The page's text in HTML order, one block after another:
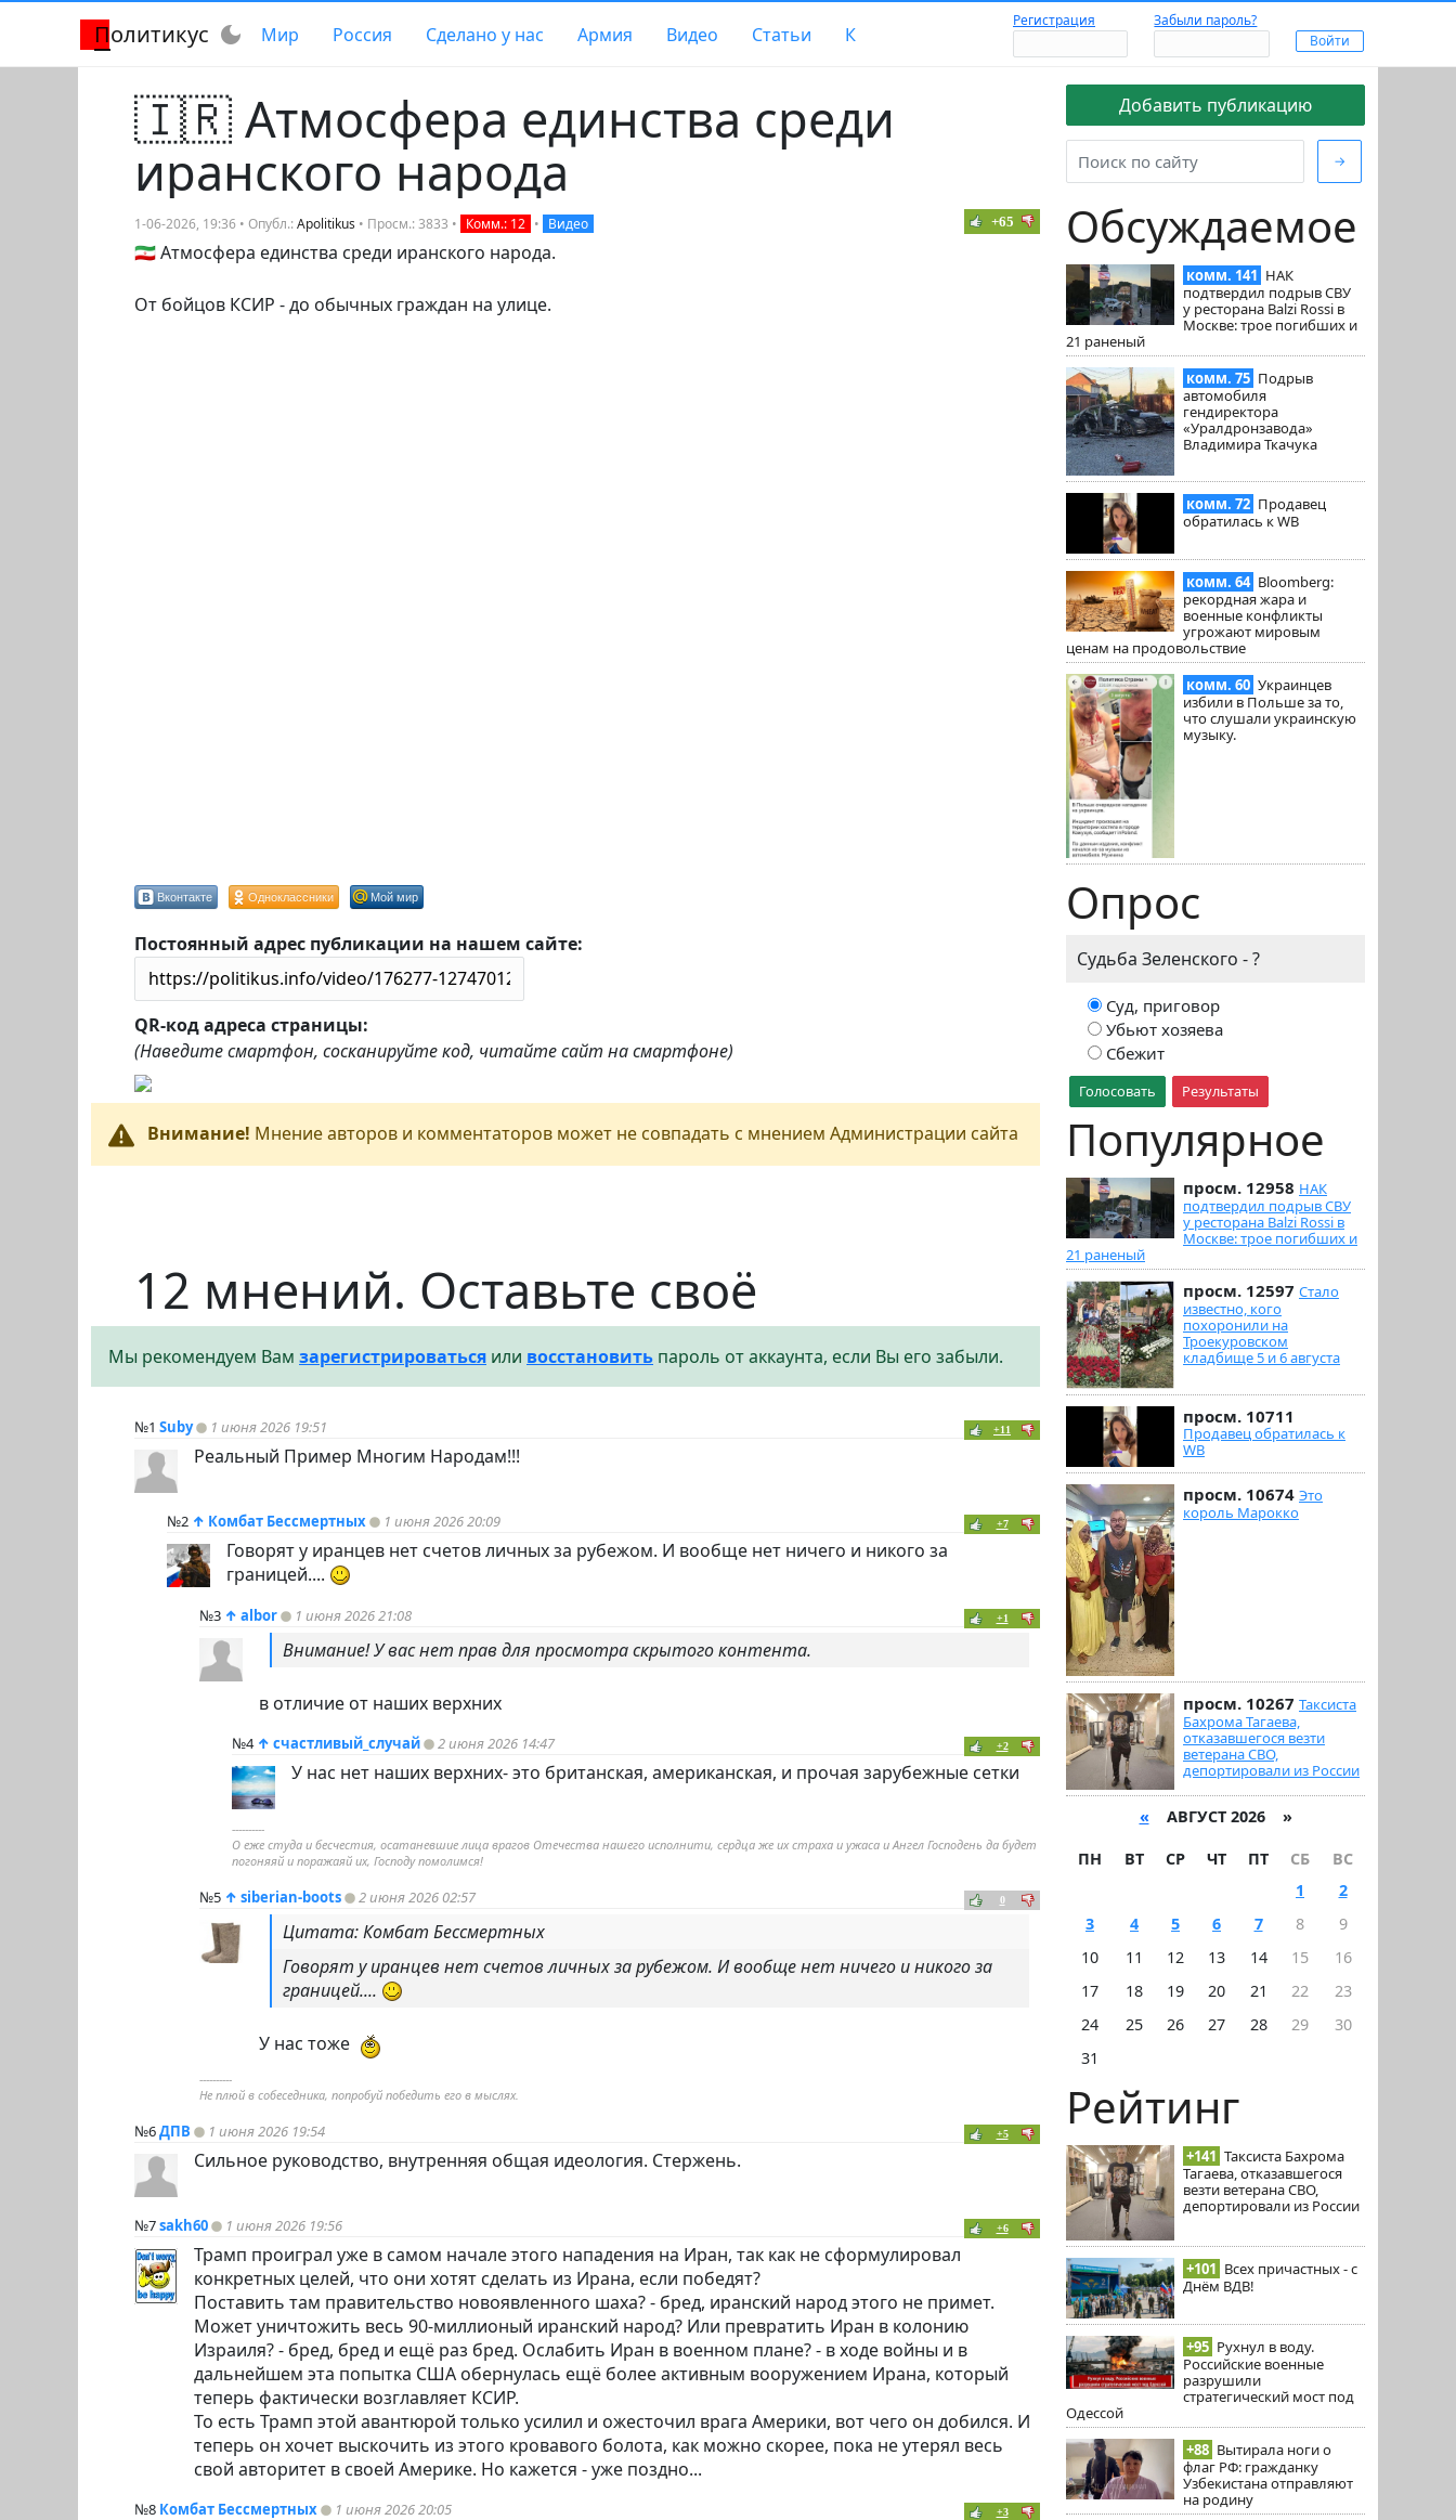
Политикус dark_mode Мир Россия Сделано у нас Армия Видео Статьи К
Регистрация Забыли пароль?
Добавить публикацию
→
Обсуждаемое
комм. 141 НАК
подтвердил подрыв СВУ
у ресторана Balzi Rossi в
Москве: трое погибших и
21 раненый
комм. 75 Подрыв
автомобиля
гендиректора
«Уралдронзавода»
Владимира Ткачука
комм. 72 Продавец
обратилась к WB
комм. 64 Bloomberg:
рекордная жара и
военные конфликты
угрожают мировым
ценам на продовольствие
комм. 60 Украинцев
избили в Польше за то,
что слушали украинскую
музыку.
Опрос
Судьба Зеленского - ?
Суд, приговор
Убьют хозяева
Сбежит
Голосовать Результаты
Популярное
просм. 12958 НАК
подтвердил подрыв СВУ
у ресторана Balzi Rossi в
Москве: трое погибших и
21 раненый
просм. 12597 Стало
известно, кого
похоронили на
Троекуровском
кладбище 5 и 6 августа
просм. 10711
Продавец обратилась к
WB
просм. 10674 Это
король Марокко
просм. 10267 Таксиста
Бахрома Тагаева,
отказавшегося везти
ветерана СВО,
депортировали из России
« АВГУСТ 2026 »
ПН ВТ СР ЧТ ПТ СБ
ВС
1
2
3
4 5 6 7 8
9
10
11 12 13 14 15
16
17
18 19 20 21 22
23
24
25 26 27 28 29
30
31
Рейтинг
+141 Таксиста Бахрома
Тагаева, отказавшегося
везти ветерана СВО,
депортировали из России
+101 Всех причастных - с
Днём ВДВ!
+95 Рухнул в воду.
Российские военные
разрушили
стратегический мост под
Одессой
+88 Вытирала ноги о
флаг РФ: гражданку
Узбекистана отправляют
на родину
🇮🇷 Атмосфера единства среди
иранского народа
1-06-2026, 19:36 • Опубл.:Apolitikus • Просм.: 3833 • Комм.: 12 • Видео +65
🇮🇷 Атмосфера единства среди иранского народа.
От бойцов КСИР - до обычных граждан на улице.
Вконтакте Одноклассники Мой мир
Постоянный адрес публикации на нашем сайте:
QR-код адреса страницы:
(Наведите смартфон, сосканируйте код, читайте сайт на смартфоне)
Внимание! Мнение авторов и комментаторов может не совпадать с мнением Администрации сайта
12 мнений. Оставьте своё
Мы рекомендуем Вам зарегистрироваться или восстановить пароль от аккаунта, если Вы его забыли.
№1 Suby 1 июня 2026 19:51 +11
Реальный Пример Многим Народам!!!
№2 ↑ Комбат Бессмертных 1 июня 2026 20:09 +7
Говорят у иранцев нет счетов личных за рубежом. И вообще нет ничего и никого за
границей....
№3 ↑ albor 1 июня 2026 21:08 +1
Внимание! У вас нет прав для просмотра скрытого контента.
в отличие от наших верхних
№4 ↑ счастливый_случай 2 июня 2026 14:47 +2
У нас нет наших верхних- это британская, американская, и прочая зарубежные сетки
----------
О еже студа и бесчестия, осатаневшие лица врагов Отечества нашего исполнити, сердца же их страха и ужаса и Ангел Господень да будет
погоняяй и поражаяй их, Господу помолимся!
№5 ↑ siberian-boots 2 июня 2026 02:57 0
Цитата: Комбат Бессмертных
Говорят у иранцев нет счетов личных за рубежом. И вообще нет ничего и никого за
границей....
У нас тоже
----------
Не плюй в собеседника, попробуй победить его в мыслях.
№6ДПВ 1 июня 2026 19:54 +5
Сильное руководство, внутренняя общая идеология. Стержень.
№7sakh60 1 июня 2026 19:56 +6
Трамп проиграл уже в самом начале этого нападения на Иран, так как не сформулировал
конкретных целей, что они хотят сделать из Ирана, если победят?
Поставить там правительство новоявленного шаха? - бред, иранский народ этого не примет.
Может уничтожить весь 90-миллионый иранский народ? Или превратить Иран в колонию
Израиля? - бред, бред и ещё раз бред. Ослабить Иран в военном плане? - в ходе войны и в
дальнейшем эта попытка США обернулась ещё более активным вооружением Ирана, который
теперь фактически возглавляет КСИР.
То есть Трамп этой авантюрой только усилил и ожесточил врага Америки, вот чего он добился. И
теперь он хочет выскочить из этого кровавого болота, как можно скорее, пока не утерял весь
свой авторитет в своей Америке. Но кажется - уже поздно...
№8 Комбат Бессмертных 1 июня 2026 20:05 +3